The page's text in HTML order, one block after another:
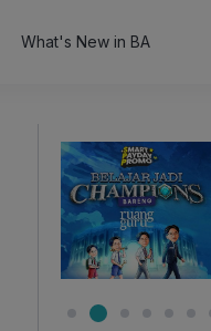
What's New in BA